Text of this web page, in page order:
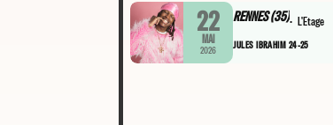
22
MAI
2026
RENNES (35) L'Etage
JULES IBRAHIM 24-25